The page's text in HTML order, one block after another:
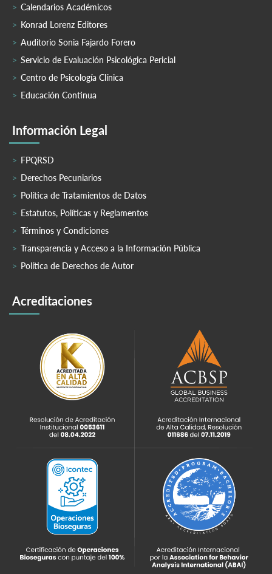
Calendarios Académicos
Konrad Lorenz Editores
Auditorio Sonia Fajardo Forero
Servicio de Evaluación Psicológica Pericial
Centro de Psicología Clínica
Educación Continua
Información Legal
FPQRSD
Derechos Pecuniarios
Política de Tratamientos de Datos
Estatutos, Políticas y Reglamentos
Términos y Condiciones
Transparencia y Acceso a la Información Pública
Política de Derechos de Autor
Acreditaciones